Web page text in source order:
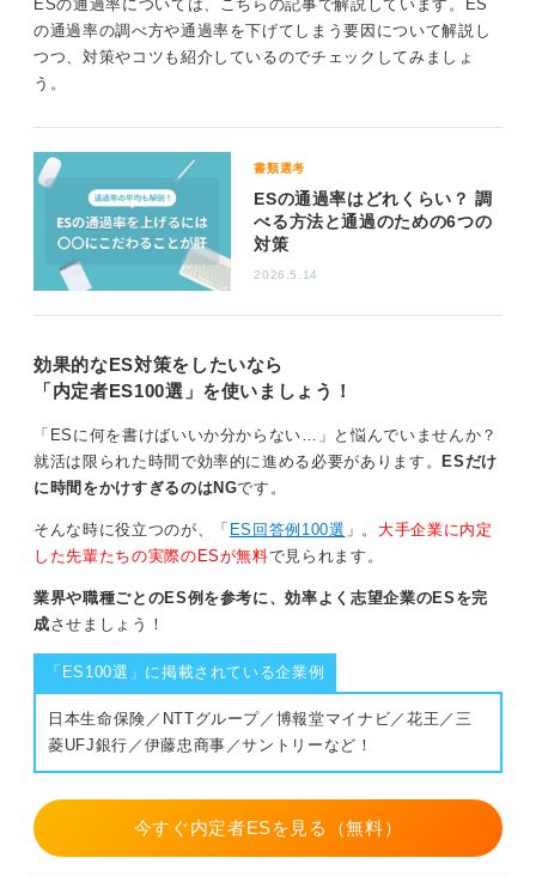
つかもう
たほうが良い」とも言われます。
特に大手企業などで複数回締め切りがある場合、早い段
階での提出が有利になることもあるため、なるべく余裕
を持って準備しましょう。
0
ESの通過率については、こちらの記事で解説しています。ES
の通過率の調べ方や通過率を下げてしまう要因について解説し
つつ、対策やコツも紹介しているのでチェックしてみましょ
う。
書類選考
ESの通過率はどれくらい？ 調
べる方法と通過のための6つの
対策
2026.5.14
効果的なES対策をしたいなら
「内定者ES100選」を使いましょう！
「ESに何を書けばいいか分からない…」と悩んでいませんか？
就活は限られた時間で効率的に進める必要があります。
ESだけ
に時間をかけすぎるのはNGです。
そんな時に役立つのが、「 ES回答例100選 」。 大手企業に内定
した先輩たちの実際のESが無料で見られます。
業界や職種ごとのES例を参考に、効率よく志望企業のESを完
成させましょう！
「ES100選」に掲載されている企業例
日本生命保険／NTTグループ／博報堂マイナビ／花王／三
菱UFJ銀行／伊藤忠商事／サントリーなど！
今すぐ内定者ESを見る（無料）